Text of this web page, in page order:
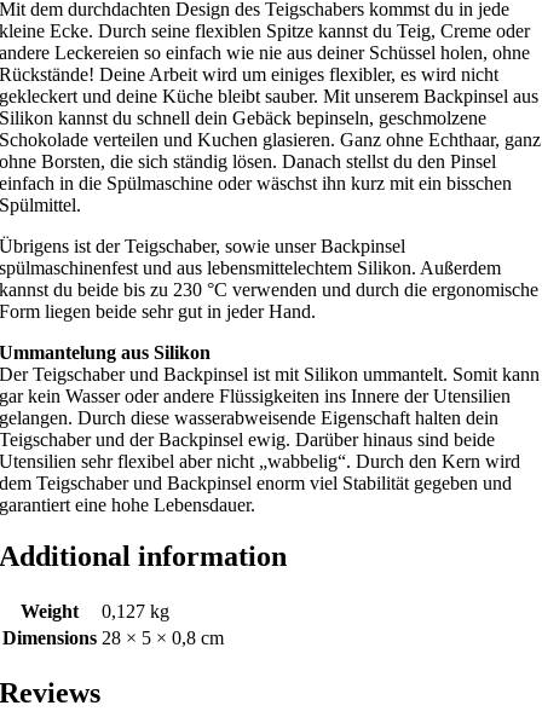
Mit dem durchdachten Design des Teigschabers kommst du in jede
kleine Ecke. Durch seine flexiblen Spitze kannst du Teig, Creme oder
andere Leckereien so einfach wie nie aus deiner Schüssel holen, ohne
Rückstände! Deine Arbeit wird um einiges flexibler, es wird nicht
gekleckert und deine Küche bleibt sauber. Mit unserem Backpinsel aus
Silikon kannst du schnell dein Gebäck bepinseln, geschmolzene
Schokolade verteilen und Kuchen glasieren. Ganz ohne Echthaar, ganz
ohne Borsten, die sich ständig lösen. Danach stellst du den Pinsel
einfach in die Spülmaschine oder wäschst ihn kurz mit ein bisschen
Spülmittel.
Übrigens ist der Teigschaber, sowie unser Backpinsel
spülmaschinenfest und aus lebensmittelechtem Silikon. Außerdem
kannst du beide bis zu 230 °C verwenden und durch die ergonomische
Form liegen beide sehr gut in jeder Hand.
Ummantelung aus Silikon
Der Teigschaber und Backpinsel ist mit Silikon ummantelt. Somit kann
gar kein Wasser oder andere Flüssigkeiten ins Innere der Utensilien
gelangen. Durch diese wasserabweisende Eigenschaft halten dein
Teigschaber und der Backpinsel ewig. Darüber hinaus sind beide
Utensilien sehr flexibel aber nicht „wabbelig“. Durch den Kern wird
dem Teigschaber und Backpinsel enorm viel Stabilität gegeben und
garantiert eine hohe Lebensdauer.
Additional information
Weight
0,127 kg
Dimensions 28 × 5 × 0,8 cm
Reviews